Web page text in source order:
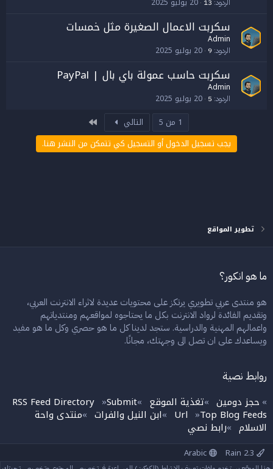
الردود 13
سكربت الاعمال الصغيرة مثل خمسات
Admin
الردود 9 20 يوليو 2025
سكربت حاسب عمولة باي بال | PayPal
Admin
الردود 5 20 يوليو 2025
1 من 5 التالي
يجب تسجيل الدخول أو التسجيل كي تتمكن من النشر هنا.
تطوير المواقع
ما هو انكور؟
هو منتدى عربي تطويري يرتكز على محتويات عديدة لاثراء الانترنت العربي،
وتقديم الفائدة لرواد الانترنت بكل ما يحتاجوه لمواقعهم ومنتدياتهم
واعمالهم المهنية والدراسية. ستجد لدينا كل ما هو حصري وكل ما هو مفيد
ويساعدك على ان تصل الى وجهتك، مجانًا.
روابط نصية
» حجز دومين »تغذية الموقع »
RSS Feed Directory »Submit
Url »Top Blog Feeds
»ابن النيل والفرات »منتدى واحة
الاسلام »رابط نصي
Arabic